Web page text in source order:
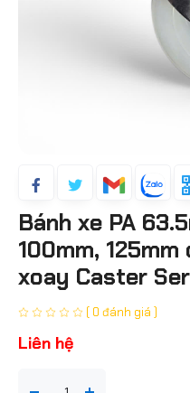
Bánh xe PA
100mm,
xoay Caster
( 0 đánh giá )
Liên hệ